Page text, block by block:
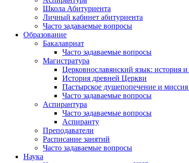
Школа Абитуриента
Личный кабинет абитуриента
Часто задаваемые вопросы
Образование
Бакалавриат
Часто задаваемые вопросы
Магистратура
Церковнославянский язык: история
История древней Церкви
Пастырское душепопечение и
Часто задаваемые вопросы
Аспирантура
Часто задаваемые вопросы
Аспиранту
Преподаватели
Расписание занятий
Часто задаваемые вопросы
Наука